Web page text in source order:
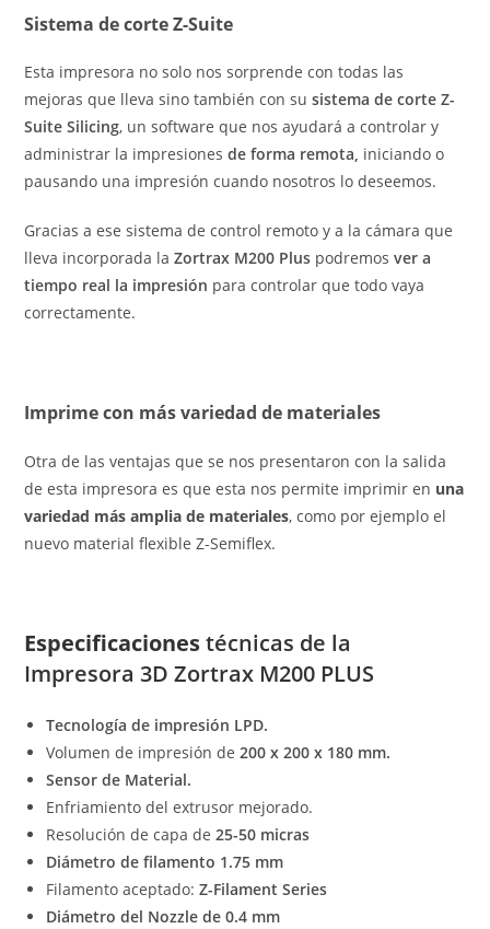
Sistema de corte Z-Suite
Esta impresora no solo nos sorprende con todas las
mejoras que lleva sino también con susistema de corte Z-
Suite Silicing, un software que nos ayudará a controlar y
administrar la impresionesde forma remota, iniciando o
pausando una impresión cuando nosotros lo deseemos.
Gracias a ese sistema de control remoto y a la cámara que
lleva incorporada laZortrax M200 Plus podremosver a
tiempo real la impresión para controlar que todo vaya
correctamente.
Imprime con más variedad de materiales
Otra de las ventajas que se nos presentaron con la salida
de esta impresora es que esta nos permite imprimir en una
variedad más amplia de materiales, como por ejemplo el
nuevo material flexible Z-Semiflex.
Especificacionestécnicas de la
Impresora 3D Zortrax M200 PLUS
Tecnología de impresión LPD.
Volumen de impresión de200 x 200 x 180 mm.
Sensor de Material.
Enfriamiento del extrusor mejorado.
Resolución de capa de25-50 micras
Diámetro de filamento 1.75 mm
Filamento aceptado:Z-Filament Series
Diámetro del Nozzle de 0.4 mm